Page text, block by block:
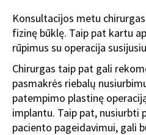
Konsultacijos metu
fizinę būklę. Taip pat kartu
rūpimus su operacija
Chirurgas taip pat gali
pasmakrės riebalų
patempimo plastinę
implantu. Taip pat, nusiurbti
paciento pageidavimui, gali